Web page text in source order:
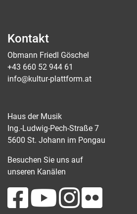
Kontakt
Obmann Friedl Göschel
+43 660 52 944 61
info@kultur-plattform.at
Haus der Musik
Ing.-Ludwig-Pech-Straße 7
5600 St. Johann im Pongau
Besuchen Sie uns auf
unseren Kanälen